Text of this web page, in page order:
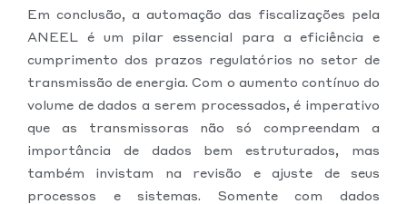
Em conclusão, a automação das fiscalizações pela
ANEEL é um pilar essencial para a eficiência e
cumprimento dos prazos regulatórios no setor de
transmissão de energia. Com o aumento contínuo do
volume de dados a serem processados, é imperativo
que as transmissoras não só compreendam a
importância de dados bem estruturados, mas
também invistam na revisão e ajuste de seus
processos e sistemas. Somente com dados